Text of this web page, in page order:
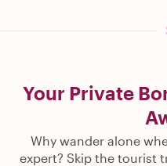
Your Private
Why wander alone
expert? Skip the tourist